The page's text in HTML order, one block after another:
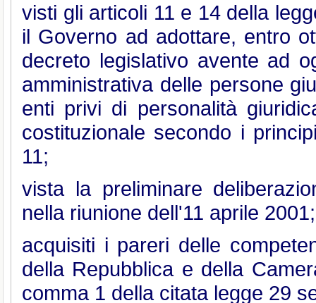
visti gli articoli 11 e 14 della
il Governo ad adottare, entro
decreto legislativo avente ad
amministrativa delle persone
enti privi di personalità
costituzionale secondo i
11;
vista la preliminare
nella riunione dell'11 aprile 2001;
acquisiti i pareri delle
della Repubblica e della
comma 1 della citata legge 29